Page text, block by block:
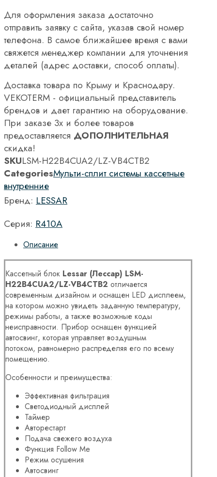
Для оформления заказа достаточно
отправить заявку с сайта, указав свой номер
телефона. В самое ближайшее время с вами
свяжется менеджер компании для уточнения
деталей (адрес доставки, способ оплаты).
Доставка товара по Крыму и Краснодару.
VEKOTERM - официальный представитель
брендов и дает гарантию на оборудование.
При заказе 3х и более товаров
предоставляется ДОПОЛНИТЕЛЬНАЯ
скидка!
SKULSM-H22B4CUA2/LZ-VB4CТВ2
CategoriesМульти-сплит системы кассетные
внутренние
Бренд: LESSAR
Серия: R410A
Описание
Кассетный блок Lessar (Лессар) LSM-
H22B4CUA2/LZ-VB4CТВ2 отличается
современным дизайном и оснащен LED дисплеем,
на котором можно увидеть заданную температуру,
режимы работы, а также возможные коды
неисправности. Прибор оснащен функцией
автосвинг, которая управляет воздушным
потоком, равномерно распределяя его по всему
помещению.
Особенности и преимущества:
Эффективная фильтрация
Светодиодный дисплей
Таймер
Авторестарт
Подача свежего воздуха
Функция Follow Me
Режим осушения
Автосвинг